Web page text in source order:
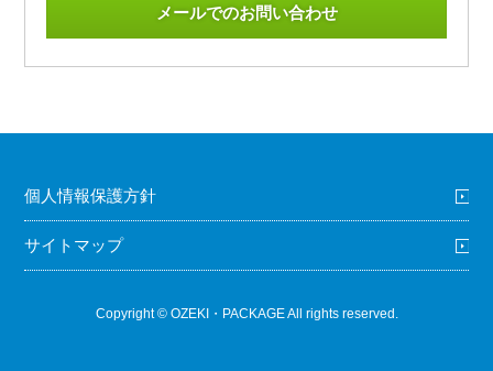
メールでのお問い合わせ
個人情報保護方針
サイトマップ
Copyright © OZEKI・PACKAGE All rights reserved.